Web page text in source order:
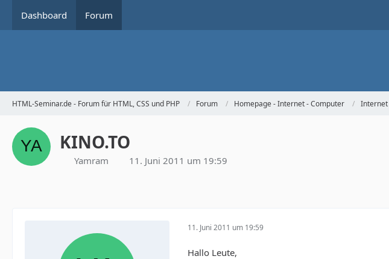
Dashboard Forum
HTML-Seminar.de - Forum für HTML, CSS und PHP Forum Homepage - Internet - Computer Internet
KINO.TO
Yamram 11. Juni 2011 um 19:59
11. Juni 2011 um 19:59
Hallo Leute,